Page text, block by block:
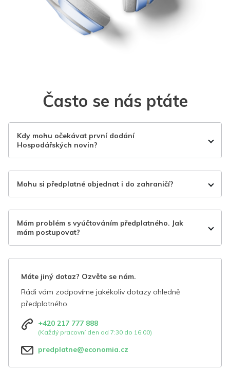
Často se nás ptáte
Kdy mohu očekávat první dodání
Hospodářských novin?
Mohu si předplatné objednat i do zahraničí?
Mám problém s vyúčtováním předplatného. Jak
mám postupovat?
Máte jiný dotaz? Ozvěte se nám.
Rádi vám zodpovíme jakékoliv dotazy ohledně
předplatného.
+420 217 777 888
(Každý pracovní den od 7:30 do 16:00)
predplatne@economia.cz